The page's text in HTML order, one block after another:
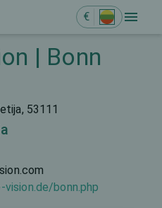
€
| Bonn
53111
bonn.php